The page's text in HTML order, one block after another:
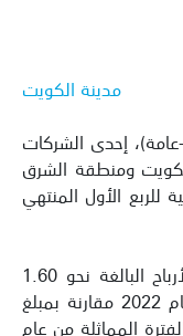
مدينة الكويت
إحدى الشركات
ومنطقة الشرق
للربع الأول المنتهي
فقد سجلت الشركة نمواً في صافي الأرباح البالغة نحو 1.60
مليون دينار كويتي عن الربع الأول من عام 2022 مقارنة بمبلغ
المماثلة من عام